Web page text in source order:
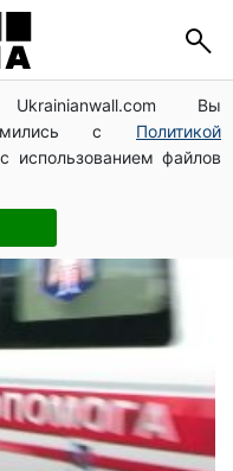
Вы
с Политикой
использованием файлов